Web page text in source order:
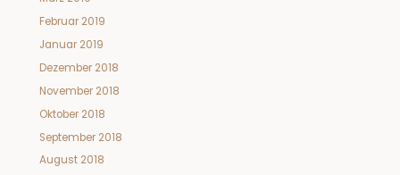
Februar 2019
Januar 2019
Dezember 2018
November 2018
Oktober 2018
September 2018
August 2018